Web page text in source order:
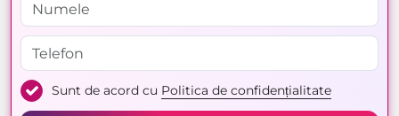
Sunt de acord cu Politica de confidențialitate